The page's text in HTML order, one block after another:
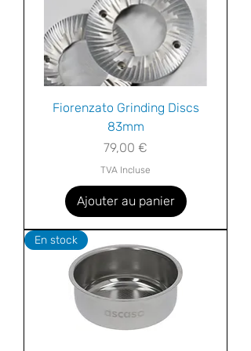
Fiorenzato Grinding Discs
83mm
Prix
79,00 €
TVA Incluse
Ajouter au panier
En stock